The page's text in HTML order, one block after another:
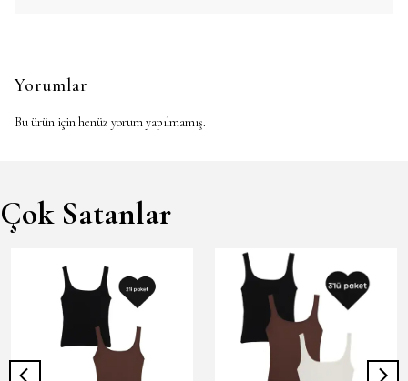
Yorumlar
Bu ürün için henüz yorum yapılmamış.
Çok Satanlar